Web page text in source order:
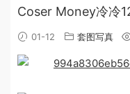
Coser Money冷冷
01-12 套图写真